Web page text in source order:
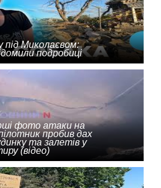
під Миколаєвом:
подробиці
фото атаки на
пробив дах
та залетів у
(відео)